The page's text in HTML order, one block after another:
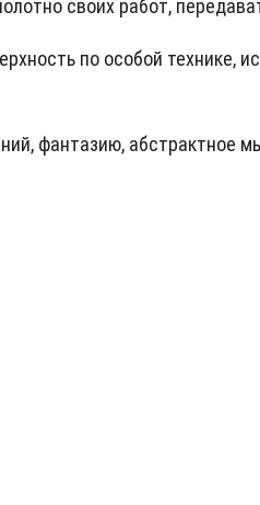
своих работ,
по особой технике,
фантазию, абстрактное